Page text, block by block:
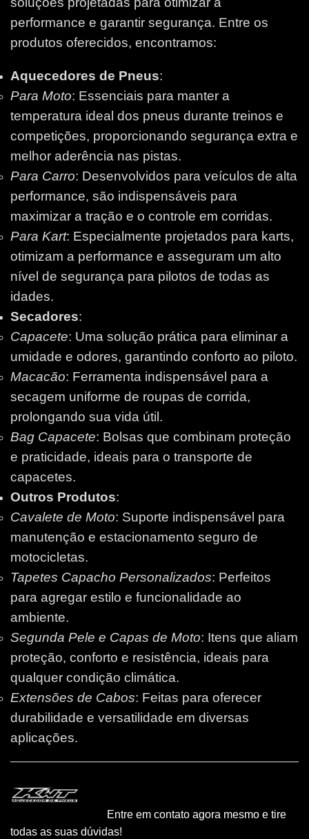
performance e garantir segurança. Entre os
produtos oferecidos, encontramos:
Aquecedores de Pneus:
Para Moto: Essenciais para manter a
temperatura ideal dos pneus durante treinos e
competições, proporcionando segurança extra e
melhor aderência nas pistas.
Para Carro: Desenvolvidos para veículos de alta
performance, são indispensáveis para
maximizar a tração e o controle em corridas.
Para Kart: Especialmente projetados para karts,
otimizam a performance e asseguram um alto
nível de segurança para pilotos de todas as
idades.
Secadores:
Capacete: Uma solução prática para eliminar a
umidade e odores, garantindo conforto ao piloto.
Macacão: Ferramenta indispensável para a
secagem uniforme de roupas de corrida,
prolongando sua vida útil.
Bag Capacete: Bolsas que combinam proteção
e praticidade, ideais para o transporte de
capacetes.
Outros Produtos:
Cavalete de Moto: Suporte indispensável para
manutenção e estacionamento seguro de
motocicletas.
Tapetes Capacho Personalizados: Perfeitos
para agregar estilo e funcionalidade ao
ambiente.
Segunda Pele e Capas de Moto: Itens que aliam
proteção, conforto e resistência, ideais para
qualquer condição climática.
Extensões de Cabos: Feitas para oferecer
durabilidade e versatilidade em diversas
aplicações.
Entre em contato agora mesmo e tire
todas as suas dúvidas!